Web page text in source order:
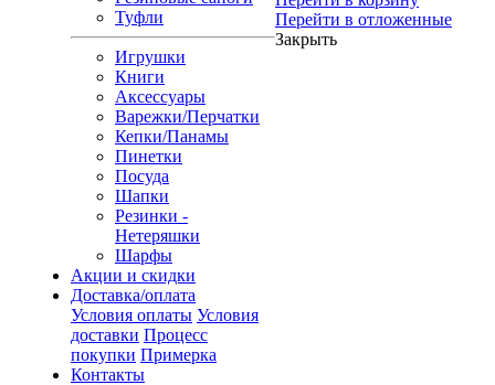
Туфли
Игрушки
Книги
Аксессуары
Варежки/Перчатки
Кепки/Панамы
Пинетки
Посуда
Шапки
Резинки -
Нетеряшки
Шарфы
Акции и скидки
Доставка/оплата
Условия оплаты Условия
доставки Процесс
покупки Примерка
Контакты
Перейти в отложенные
Закрыть